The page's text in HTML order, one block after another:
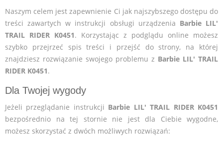
Naszym celem jest zapewnienie Ci jak najszybszego dostępu do
treści zawartych w instrukcji obsługi urządzenia Barbie LIL'
TRAIL RIDER K0451. Korzystając z podglądu online możesz
szybko przejrzeć spis treści i przejść do strony, na której
znajdziesz rozwiązanie swojego problemu z Barbie LIL' TRAIL
RIDER K0451.
Dla Twojej wygody
Jeżeli przeglądanie instrukcji Barbie LIL' TRAIL RIDER K0451
bezpośrednio na tej stornie nie jest dla Ciebie wygodne,
możesz skorzystać z dwóch możliwych rozwiązań: